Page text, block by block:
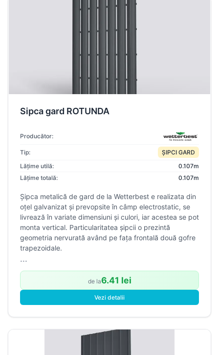
Sipca gard ROTUNDA
Producător:
Tip:
ȘIPCI GARD
Lățime utilă:
0.107m
Lățime totală:
0.107m
Șipca metalică de gard de la Wetterbest e realizata din
oțel galvanizat și prevopsite în câmp electrostatic, se
livrează în variate dimensiuni și culori, iar acestea se pot
monta vertical. Particularitatea șipcii o prezintă
geometria nervurată având pe fața frontală două gofre
trapezoidale.
...
de la6.41 lei
Vezi detalii